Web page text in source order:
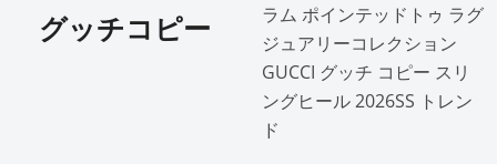
グッチコピー
ラム ポインテッドトゥ ラグ
ジュアリーコレクション
GUCCI グッチ コピー スリ
ングヒール 2026SS トレン
ド